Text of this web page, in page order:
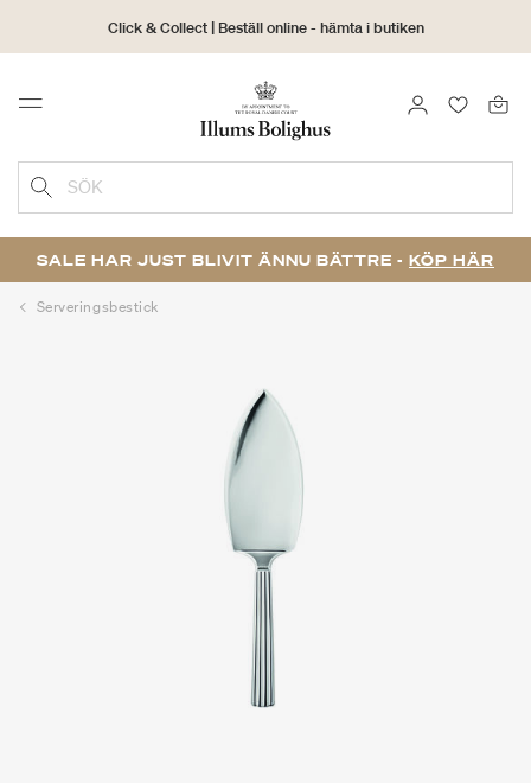
Click & Collect | Beställ online - hämta i butiken
30 dagars returrätt
Menu LOGGA IN
SÖK
SALE HAR JUST BLIVIT ÄNNU BÄTTRE - KÖP HÄR
Serveringsbestick